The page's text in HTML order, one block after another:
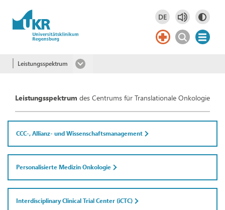
Springe zum Hauptinhalt DE
Deutsch
DE
Leistungsspektrum
Leistungsspektrum des Centrums für Translationale Onkologie
CCC-, Allianz- und Wissenschaftsmanagement
Personalisierte Medizin Onkologie
Interdisciplinary Clinical Trial Center (iCTC)